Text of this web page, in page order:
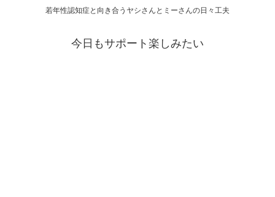
若年性認知症と向き合うヤシさんとミーさんの日々工夫
今日もサポート楽しみたい